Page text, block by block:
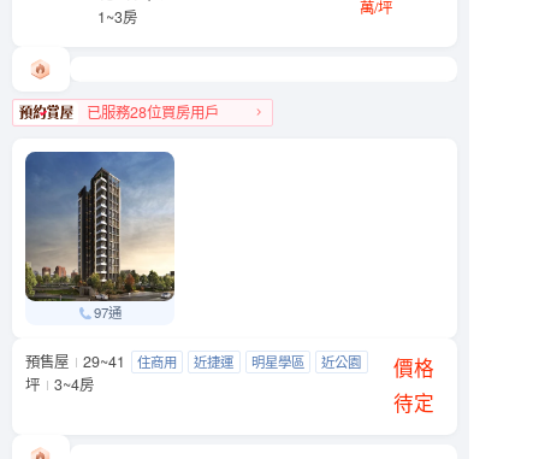
1~3房
萬/坪
已服務28位買房用戶
97通
友座大學之道
文山區 羅斯福路五段90號附近
預售屋
29~41
坪
3~4房
住商用 近捷運 明星學區 近公園
價格
待定